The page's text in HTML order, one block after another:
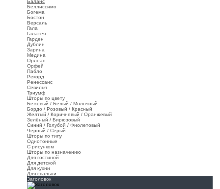
Баланс
Беллиссимо
Богема
Бостон
Версаль
Гала
Галатея
Гарден
Дублин
Зарина
Медина
Орлеан
Орфей
Пабло
Рекорд
Ренессанс
Севилья
Триумф
Шторы по цвету
Бежевый / Белый / Молочный
Бордо / Розовый / Красный
Желтый / Коричневый / Оранжевый
Зелёный / Бирюзовый
Синий / Голубой / Фиолетовый
Черный / Серый
Шторы по типу
Однотонные
С рисунком
Шторы по назначению
Для гостиной
Для детской
Для кухни
Для спальни
Заголовок